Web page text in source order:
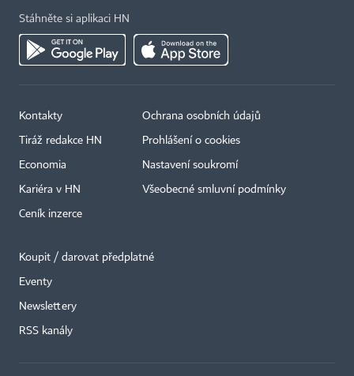
Stáhněte si aplikaci HN
Kontakty
Tiráž redakce HN
Economia
Kariéra v HN
Ceník inzerce
Ochrana osobních údajů
Prohlášení o cookies
Nastavení soukromí
Všeobecné smluvní podmínky
Koupit / darovat předplatné
Eventy
Newslettery
RSS kanály